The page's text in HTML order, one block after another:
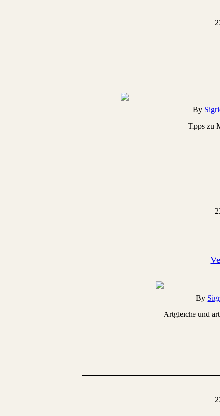
By
Tipps zu
By
Artgleiche und